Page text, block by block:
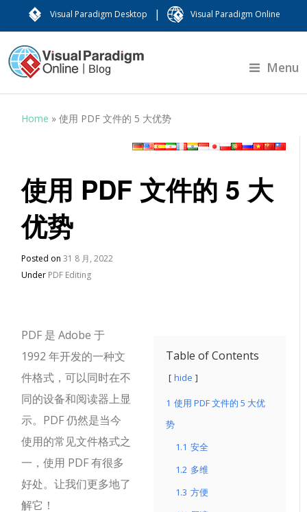
Visual Paradigm Desktop | Visual Paradigm Online
Menu
Home »使用 PDF 文件的 5 大优势
使用 PDF 文件的 5 大
优势
Posted on31 8 月, 2022
Under PDF Editing
Table of Contents
hide
1 使用 PDF 文件的 5 大优
势
1.1 安全
1.2 多维
1.3 方便
PDF 是 Adob​​e 于
1992 年开发的一种文
件格式，可以同时在不
同的设备和阅读器上显
示。 PDF 仍然是当今
使用的常见文件格式之
一，使用 PDF 有很多
好处。让我们更多地了
解它！